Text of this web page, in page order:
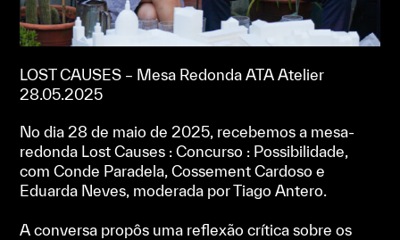
LOST CAUSES – Mesa Redonda ATA Atelier
28.05.2025
No dia 28 de maio de 2025, recebemos a mesa-
redonda Lost Causes : Concurso : Possibilidade,
com Conde Paradela, Cossement Cardoso e
Eduarda Neves, moderada por Tiago Antero.
A conversa propôs uma reflexão crítica sobre os